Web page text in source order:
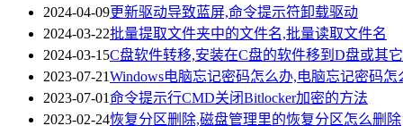
2024-04-09更新驱动导致蓝屏,命令提示符卸载驱动
2024-03-22批量提取文件夹中的文件名,批量读取文件名
2024-03-15C盘软件转移,安装在C盘的软件移到D盘或其
2023-07-21Windows电脑忘记密码怎么办,电脑忘记密码怎
2023-07-01命令提示行CMD关闭Bitlocker加密的方法
2023-02-24恢复分区删除,磁盘管理里的恢复分区怎么删除